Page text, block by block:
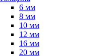
6 мм
8 мм
10 мм
12 мм
16 мм
20 мм